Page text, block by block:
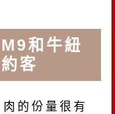
M9和牛紐
約客
的份量很有